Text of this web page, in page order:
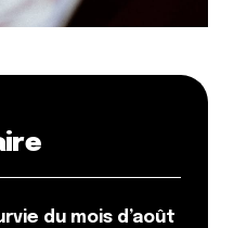
du mois d’août